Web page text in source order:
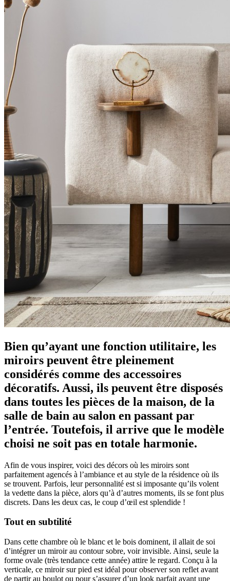
Bien qu’ayant une fonction utilitaire, les
miroirs peuvent être pleinement
considérés comme des accessoires
décoratifs. Aussi, ils peuvent être disposés
dans toutes les pièces de la maison, de la
salle de bain au salon en passant par
l’entrée. Toutefois, il arrive que le modèle
choisi ne soit pas en totale harmonie.
Afin de vous inspirer, voici des décors où les miroirs sont
parfaitement agencés à l’ambiance et au style de la résidence où ils
se trouvent. Parfois, leur personnalité est si imposante qu’ils volent
la vedette dans la pièce, alors qu’à d’autres moments, ils se font plus
discrets. Dans les deux cas, le coup d’œil est splendide !
Tout en subtilité
Dans cette chambre où le blanc et le bois dominent, il allait de soi
d’intégrer un miroir au contour sobre, voir invisible. Ainsi, seule la
forme ovale (très tendance cette année) attire le regard. Conçu à la
verticale, ce miroir sur pied est idéal pour observer son reflet avant
de partir au boulot ou pour s’assurer d’un look parfait avant une